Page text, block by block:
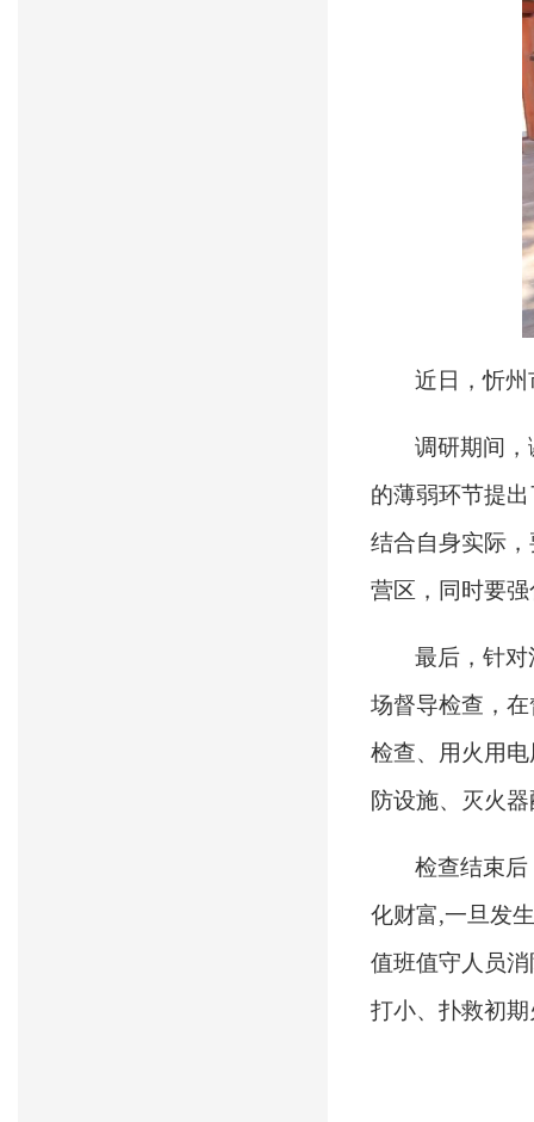
近日，忻
调研期间
的薄弱环节提
结合自身实际
营区，同时要
最后，针
场督导检查，
检查、用火用
防设施、灭火
检查结束
化财富,一旦发
值班值守人员
打小、扑救初